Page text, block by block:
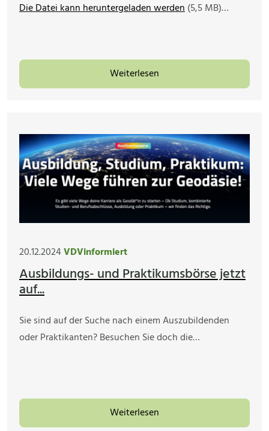
Die Datei kann heruntergeladen werden(5,5 MB)…
Weiterlesen
20.12.2024VDVinformiert
Ausbildungs- und Praktikumsbörse jetzt
auf...
Sie sind auf der Suche nach einem Auszubildenden
oder Praktikanten? Besuchen Sie doch die…
Weiterlesen